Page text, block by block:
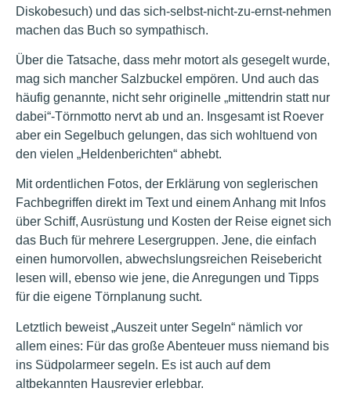
Diskobesuch) und das sich-selbst-nicht-zu-ernst-nehmen
machen das Buch so sympathisch.
Über die Tatsache, dass mehr motort als gesegelt wurde,
mag sich mancher Salzbuckel empören. Und auch das
häufig genannte, nicht sehr originelle „mittendrin statt nur
dabei“-Törnmotto nervt ab und an. Insgesamt ist Roever
aber ein Segelbuch gelungen, das sich wohltuend von
den vielen „Heldenberichten“ abhebt.
Mit ordentlichen Fotos, der Erklärung von seglerischen
Fachbegriffen direkt im Text und einem Anhang mit Infos
über Schiff, Ausrüstung und Kosten der Reise eignet sich
das Buch für mehrere Lesergruppen. Jene, die einfach
einen humorvollen, abwechslungsreichen Reisebericht
lesen will, ebenso wie jene, die Anregungen und Tipps
für die eigene Törnplanung sucht.
Letztlich beweist „Auszeit unter Segeln“ nämlich vor
allem eines: Für das große Abenteuer muss niemand bis
ins Südpolarmeer segeln. Es ist auch auf dem
altbekannten Hausrevier erlebbar.